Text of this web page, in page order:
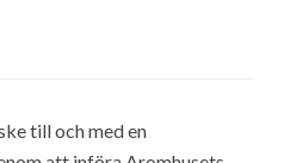
till och med en